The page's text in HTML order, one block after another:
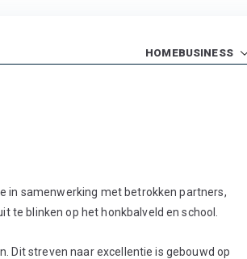
Academy
HOMEBUSINESS
in samenwerking met betrokken partners,
blinken op het honkbalveld en school.
Dit streven naar excellentie is gebouwd op